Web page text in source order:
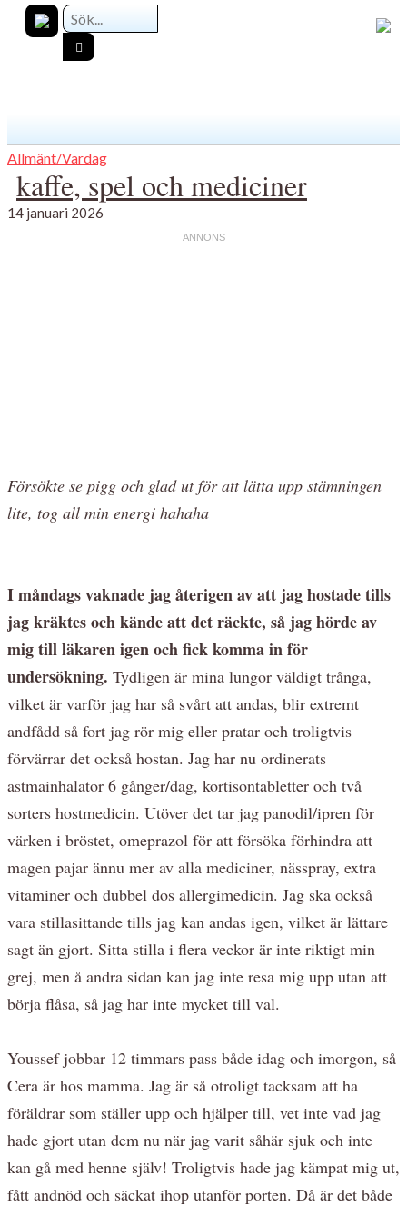
Allmänt/Vardag
kaffe, spel och mediciner
14 januari 2026
Försökte se pigg och glad ut för att lätta upp stämningen
lite, tog all min energi hahaha
I måndags vaknade jag återigen av att jag hostade tills
jag kräktes och kände att det räckte, så jag hörde av
mig till läkaren igen och fick komma in för
undersökning. Tydligen är mina lungor väldigt trånga,
vilket är varför jag har så svårt att andas, blir extremt
andfådd så fort jag rör mig eller pratar och troligtvis
förvärrar det också hostan. Jag har nu ordinerats
astmainhalator 6 gånger/dag, kortisontabletter och två
sorters hostmedicin. Utöver det tar jag panodil/ipren för
värken i bröstet, omeprazol för att försöka förhindra att
magen pajar ännu mer av alla mediciner, nässpray, extra
vitaminer och dubbel dos allergimedicin. Jag ska också
vara stillasittande tills jag kan andas igen, vilket är lättare
sagt än gjort. Sitta stilla i flera veckor är inte riktigt min
grej, men å andra sidan kan jag inte resa mig upp utan att
börja flåsa, så jag har inte mycket till val.
Youssef jobbar 12 timmars pass både idag och imorgon, så
Cera är hos mamma. Jag är så otroligt tacksam att ha
föräldrar som ställer upp och hjälper till, vet inte vad jag
hade gjort utan dem nu när jag varit såhär sjuk och inte
kan gå med henne själv! Troligtvis hade jag kämpat mig ut,
fått andnöd och säckat ihop utanför porten. Då är det både